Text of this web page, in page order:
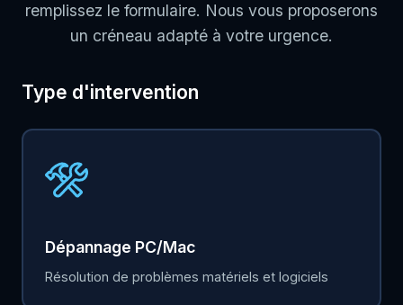
remplissez le formulaire. Nous vous proposerons
un créneau adapté à votre urgence.
Type d'intervention
Dépannage PC/Mac
Résolution de problèmes matériels et logiciels